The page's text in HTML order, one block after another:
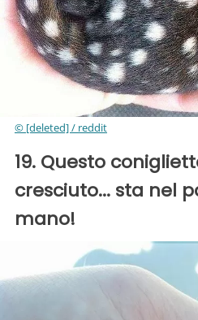
© [deleted] / reddit
19. Questo
cresciuto... sta nel
mano!